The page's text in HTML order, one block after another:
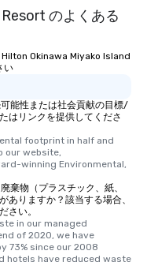
のよくある
Okinawa Miyako Island
い
能性または社会貢献の目標/
はリンクを提供してくださ
footprint in half and
our website,
winning Environmental,
物（プラスチック、紙、
ありますか？該当する場合、
さい。
in our managed
of 2020, we have
73% since our 2008
hotels have reduced waste